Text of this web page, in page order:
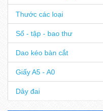
Thước các loại
Sổ - tập - bao thư
Dao kéo bàn cắt
Giấy A5 - A0
Dây đai